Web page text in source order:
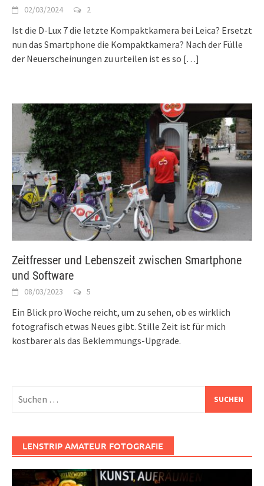
02/03/2024 2
Ist die D-Lux 7 die letzte Kompaktkamera bei Leica? Ersetzt
nun das Smartphone die Kompaktkamera? Nach der Fülle
der Neuerscheinungen zu urteilen ist es so […]
Zeitfresser und Lebenszeit zwischen Smartphone
und Software
08/03/2023 5
Ein Blick pro Woche reicht, um zu sehen, ob es wirklich
fotografisch etwas Neues gibt. Stille Zeit ist für mich
kostbarer als das Beklemmungs-Upgrade.
nach:
LENSTRIP AMATEUR FOTOGRAFIE